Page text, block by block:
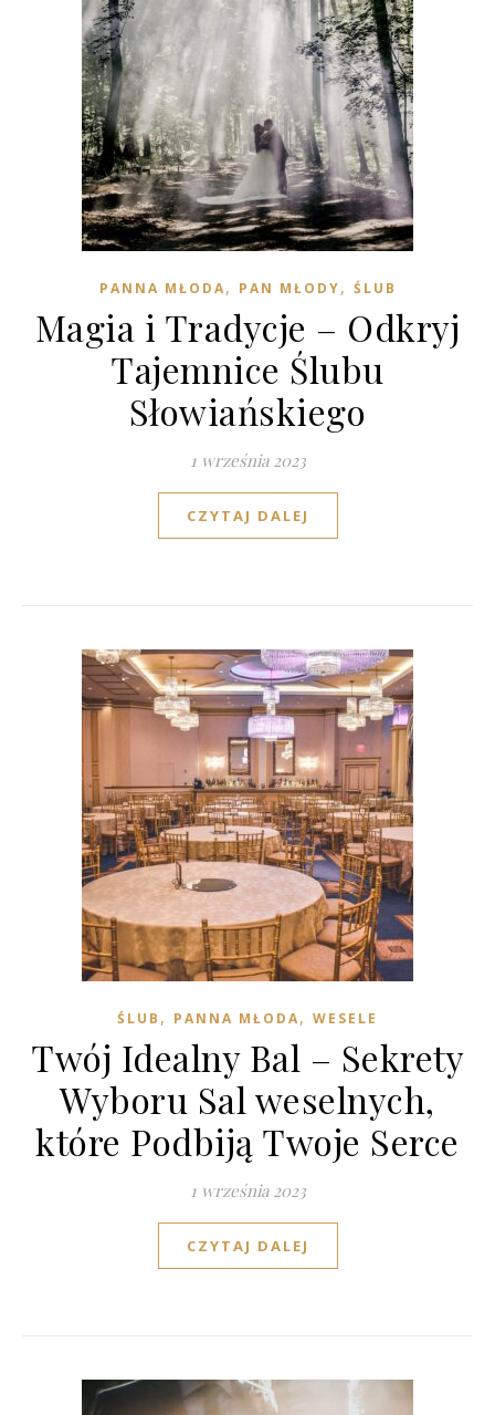
PANNA MŁODA, PAN MŁODY, ŚLUB
Magia i Tradycje – Odkryj
Tajemnice Ślubu
Słowiańskiego
1 września 2023
CZYTAJ DALEJ
ŚLUB , PANNA MŁODA, WESELE
Twój Idealny Bal – Sekrety
Wyboru Sal weselnych,
które Podbiją Twoje Serce
1 września 2023
CZYTAJ DALEJ